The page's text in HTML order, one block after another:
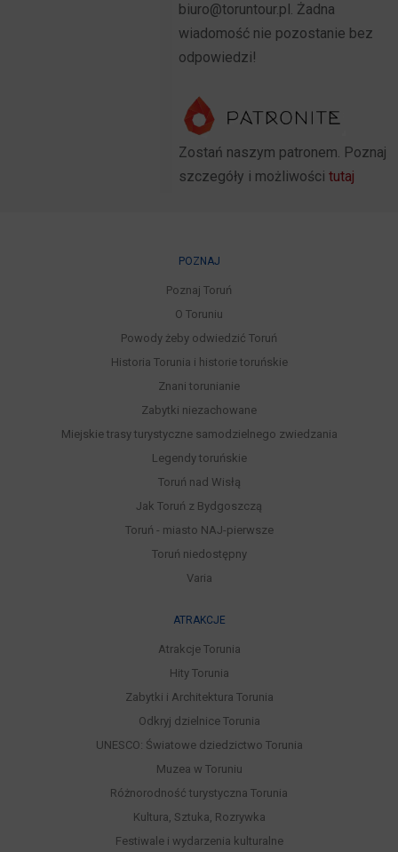
biuro@toruntour.pl. Żadna
wiadomość nie pozostanie bez
odpowiedzi!
Zostań naszym patronem. Poznaj
szczegóły i możliwości tutaj
POZNAJ
Poznaj Toruń
O Toruniu
Powody żeby odwiedzić Toruń
Historia Torunia i historie toruńskie
Znani torunianie
Zabytki niezachowane
Miejskie trasy turystyczne samodzielnego zwiedzania
Legendy toruńskie
Toruń nad Wisłą
Jak Toruń z Bydgoszczą
Toruń - miasto NAJ-pierwsze
Toruń niedostępny
Varia
ATRAKCJE
Atrakcje Torunia
Hity Torunia
Zabytki i Architektura Torunia
Odkryj dzielnice Torunia
UNESCO: Światowe dziedzictwo Torunia
Muzea w Toruniu
Różnorodność turystyczna Torunia
Kultura, Sztuka, Rozrywka
Festiwale i wydarzenia kulturalne